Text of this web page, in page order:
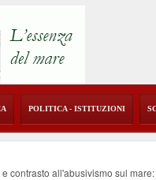
POLITICA - ISTITUZIONI
contrasto all'abusivismo sul